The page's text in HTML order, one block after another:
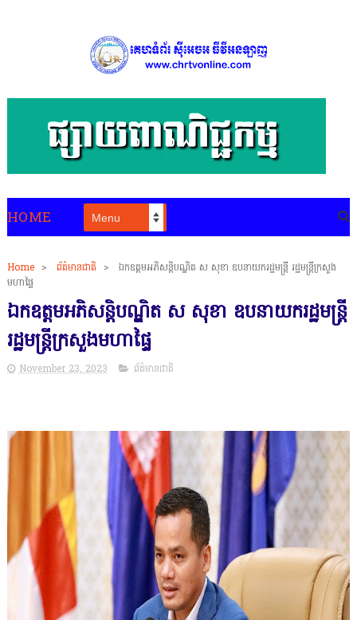
HOME
Home > ព័ត៌មានជាតិ >
ឯកឧត្តមអភិសន្តិបណ្ឌិត ស សុខា ឧបនាយករដ្ឋមន្ត្រី រដ្ឋមន្ត្រីក្រសួង
មហាផ្ទៃ
ឯកឧត្តមអភិសន្តិបណ្ឌិត ស សុខា ឧបនាយករដ្ឋមន្ត្រី
រដ្ឋមន្ត្រីក្រសួងមហាផ្ទៃ
November 23, 2023 ព័ត៌មានជាតិ